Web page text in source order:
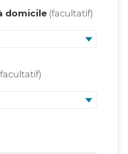
domicile